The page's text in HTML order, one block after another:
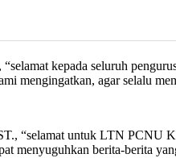
kepada seluruh
mengingatkan, agar selalu
“selamat untuk LTN PCNU
menyuguhkan berita-berita